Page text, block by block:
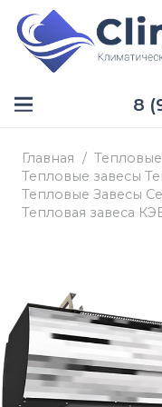
8
Главная /
Тепловые завесы
Тепловые Завесы
Тепловая завеса